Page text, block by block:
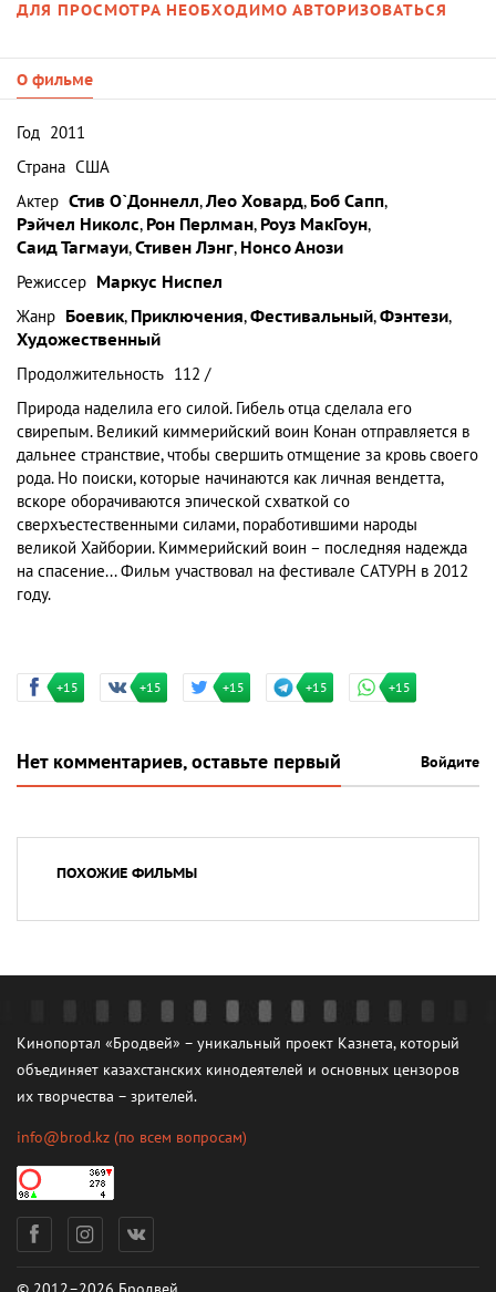
ДЛЯ ПРОСМОТРА НЕОБХОДИМО АВТОРИЗОВАТЬСЯ
О фильме
Год 2011
Страна США
Актер Стив О`Доннелл,Лео Ховард, Боб Сапп,
Рэйчел Николс, Рон Перлман, Роуз МакГоун,
Саид Тагмауи,Стивен Лэнг, Нонсо Анози
Режиссер Маркус Ниспел
Жанр Боевик, Приключения,Фестивальный,Фэнтези,
Художественный
Продолжительность 112 /
Природа наделила его силой. Гибель отца сделала его
свирепым. Великий киммерийский воин Конан отправляется в
дальнее странствие, чтобы свершить отмщение за кровь своего
рода. Но поиски, которые начинаются как личная вендетта,
вскоре оборачиваются эпической схваткой со
сверхъестественными силами, поработившими народы
великой Хайбории. Киммерийский воин – последняя надежда
на спасение... Фильм участвовал на фестивале САТУРН в 2012
году.
+15 +15 +15 +15 +15
Нет комментариев, оставьте первый Войдите
ПОХОЖИЕ ФИЛЬМЫ
Кинопортал «Бродвей» – уникальный проект Казнета, который
объединяет казахстанских кинодеятелей и основных цензоров
их творчества – зрителей.
info@brod.kz (по всем вопросам)